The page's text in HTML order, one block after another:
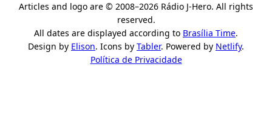
Articles and logo are © 2008–2026 Rádio J-Hero. All rights
reserved.
All dates are displayed according to Brasília Time.
Design by Elison. Icons by Tabler. Powered by Netlify.
Política de Privacidade